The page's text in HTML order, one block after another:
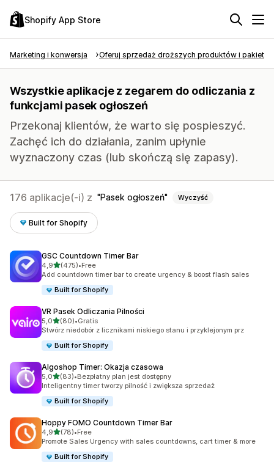
Shopify App Store
Marketing i konwersja Oferuj sprzedaż droższych produktów i
Wszystkie aplikacje z zegarem do odliczania z
funkcjami pasek ogłoszeń
Przekonaj klientów, że warto się pospieszyć.
Zachęć ich do działania, zanim upłynie
wyznaczony czas (lub skończą się zapasy).
176 aplikacje(-i) z Pasek ogłoszeń Wyczyść
Built for Shopify
GSC Countdown Timer Bar
4,9na 5 gwiazdek
(475)
Łączna liczba recenzji: 475
•Free
Add countdown timer bar to create urgency & boost flash sales
Built for Shopify
VR Pasek Odliczania Pilności
5,0na 5 gwiazdek
(80)
Łączna liczba recenzji: 80
•Gratis
Stwórz niedobór z licznikami niskiego stanu i przyklejonym prz
Built for Shopify
Algoshop Timer: Okazja czasowa
5,0na 5 gwiazdek
(83)
Łączna liczba recenzji: 83
•Bezpłatny plan jest dostępny
Inteligentny timer tworzy pilność i zwiększa sprzedaż
Built for Shopify
Hoppy FOMO Countdown Timer Bar
4,9na 5 gwiazdek
(78)
Łączna liczba recenzji: 78
•Free
Promote Sales Urgency with sales countdowns, cart timer & more
Built for Shopify